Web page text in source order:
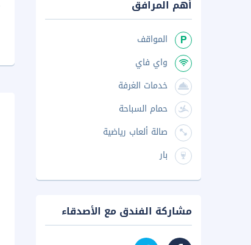
أهم المرافق
المواقف
واي فاي
خدمات الغرفة
حمام السباحة
صالة ألعاب رياضية
بار
مشاركة الفندق مع الأصدقاء